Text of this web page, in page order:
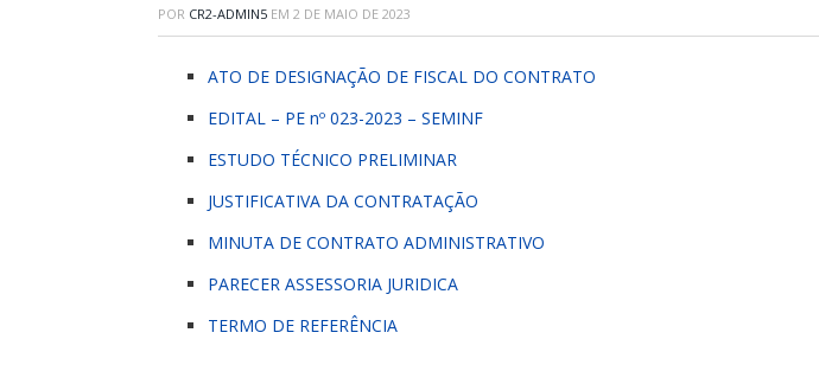
POR CR2-ADMIN5 EM 2 DE MAIO DE 2023
ATO DE DESIGNAÇÃO DE FISCAL DO CONTRATO
EDITAL – PE nº 023-2023 – SEMINF
ESTUDO TÉCNICO PRELIMINAR
JUSTIFICATIVA DA CONTRATAÇÃO
MINUTA DE CONTRATO ADMINISTRATIVO
PARECER ASSESSORIA JURIDICA
TERMO DE REFERÊNCIA